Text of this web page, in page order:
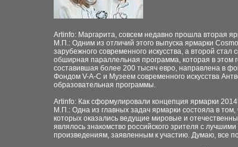
Artinfo: Маргарита, совсем недавно прошла вторая
М.П.: Одним из отличий этого выпуска ярмарки
зарубежного современного искусства, а второй
обширная параллельная программа, которая в этом
составившая более 200 тысяч евро, направлена в
Фондом V-A-C и Музеем современного искусства
образовательная программы.
Artinfo: Как сформулировали концепция ярмарки
М.П.: Одна из главных задач ярмарки состояла в
которых оказались ведущие мировые и
являлось знакомство российского зрителя с
произведениям, заявленным к участию. Думаю, все